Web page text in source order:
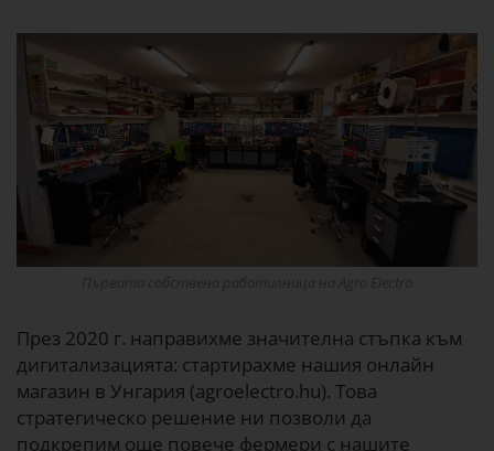
През 2020 г. направихме значителна стъпка към
дигитализацията: стартирахме нашия онлайн
магазин в Унгария (agroelectro.hu). Това
стратегическо решение ни позволи да
подкрепим още повече фермери с нашите